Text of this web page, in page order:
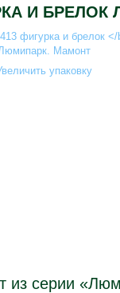
И
упаковку
из серии